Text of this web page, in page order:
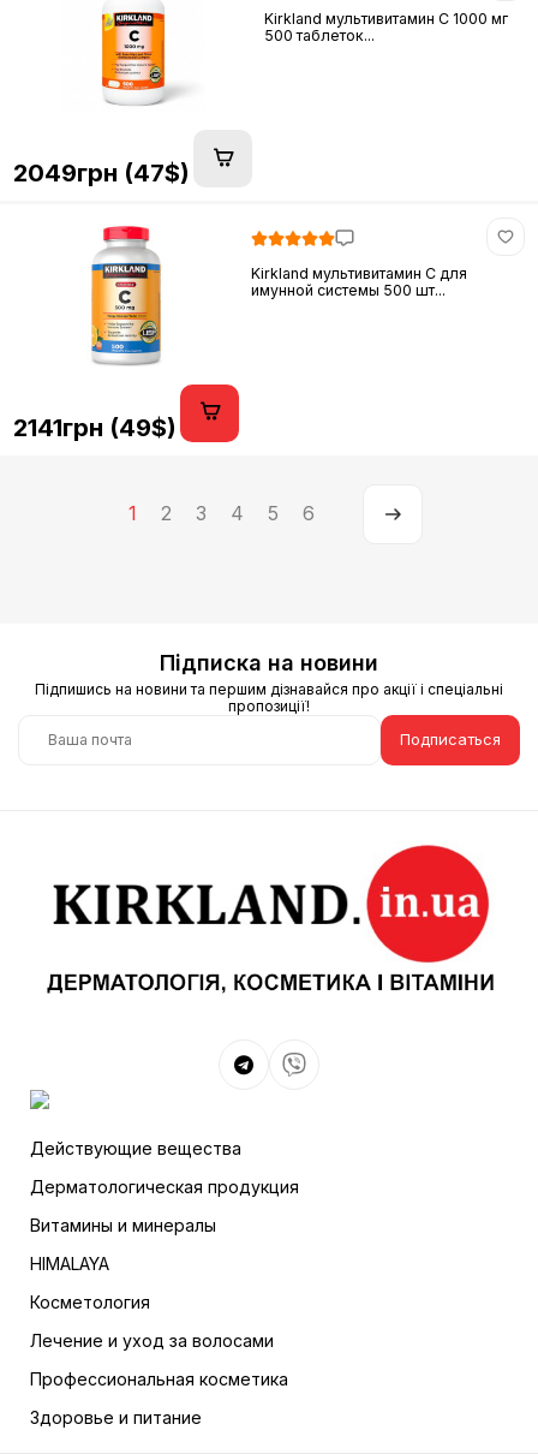
Kirkland мультивитамин C 1000 мг
500 таблеток...
2049грн (47$)
Kirkland мультивитамин C для
имунной системы 500 шт...
2141грн (49$)
1 2 3 4 5 6
Підписка на новини
Підпишись на новини та першим дізнавайся про акції і спеціальні
пропозиції!
Подписаться
Действующие вещества
Дерматологическая продукция
Витамины и минералы
HIMALAYA
Косметология
Лечение и уход за волосами
Профессиональная косметика
Здоровье и питание